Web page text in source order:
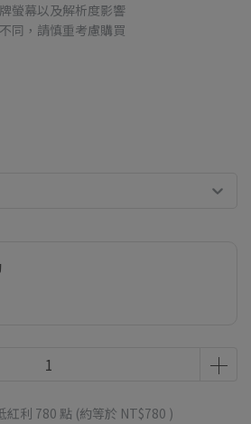
螢幕以及解析度影響
同，請慎重考慮購買
紅利 780 點 (約等於 NT$780 )